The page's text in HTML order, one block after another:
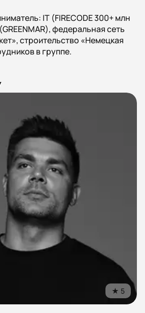
IT (FIRECODE 300+ млн
федеральная сеть
строительство «Немецкая
в группе.
★ 5